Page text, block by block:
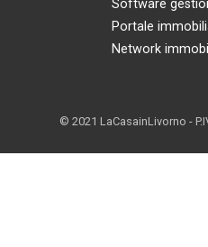
Software
Portale
Network
© 2021 LaCasainLivorno -